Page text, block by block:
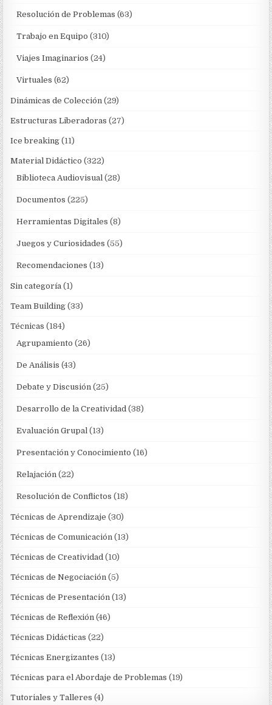
Resolución de Problemas (63)
Trabajo en Equipo (310)
Viajes Imaginarios (24)
Virtuales (62)
Dinámicas de Colección (29)
Estructuras Liberadoras (27)
Ice breaking (11)
Material Didáctico (322)
Biblioteca Audiovisual (28)
Documentos (225)
Herramientas Digitales (8)
Juegos y Curiosidades (55)
Recomendaciones (13)
Sin categoría (1)
Team Building (33)
Técnicas (184)
Agrupamiento (26)
De Análisis (43)
Debate y Discusión (25)
Desarrollo de la Creatividad (38)
Evaluación Grupal (13)
Presentación y Conocimiento (16)
Relajación (22)
Resolución de Conflictos (18)
Técnicas de Aprendizaje (30)
Técnicas de Comunicación (13)
Técnicas de Creatividad (10)
Técnicas de Negociación (5)
Técnicas de Presentación (13)
Técnicas de Reflexión (46)
Técnicas Didácticas (22)
Técnicas Energizantes (13)
Técnicas para el Abordaje de Problemas (19)
Tutoriales y Talleres (4)